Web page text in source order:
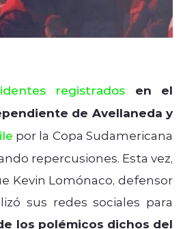
registrados en el
de Avellaneda y
por la Copa Sudamericana
repercusiones. Esta vez,
Kevin Lomónaco, defensor
sus redes sociales para
los polémicos dichos del